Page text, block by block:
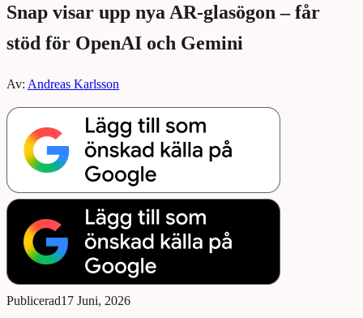
Snap visar upp nya AR-glasögon – får
stöd för OpenAI och Gemini
Av: Andreas Karlsson
Publicerad17 Juni, 2026